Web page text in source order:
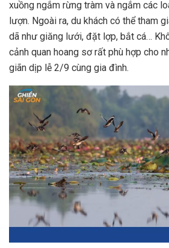
xuồng ngắm rừng tràm và ngắm các
lượn. Ngoài ra, du khách có thể tham
dã như giăng lưới, đặt lợp, bắt cá…
cảnh quan hoang sơ rất phù hợp cho
giãn dịp lễ 2/9 cùng gia đình.